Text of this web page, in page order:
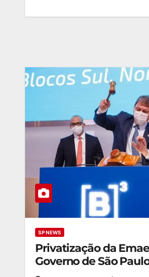
SP NEWS
Privatização da
Governo de São